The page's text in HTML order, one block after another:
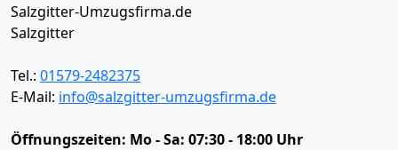
Salzgitter-Umzugsfirma.de
Salzgitter
Tel.: 01579-2482375
E-Mail: info@salzgitter-umzugsfirma.de
Öffnungszeiten: Mo - Sa: 07:30 - 18:00 Uhr